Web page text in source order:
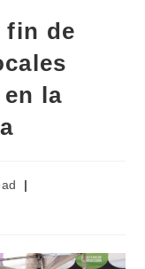
fin de
la